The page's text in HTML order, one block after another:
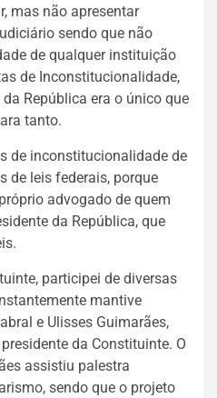
mas não apresentar
sendo que não
de qualquer instituição
de Inconstitucionalidade,
República era o único que
tanto.
de inconstitucionalidade de
de leis federais, porque
advogado de quem
da República, que
participei de diversas
mantive
e Ulisses Guimarães,
da Constituinte. O
assistiu palestra
sendo que o projeto